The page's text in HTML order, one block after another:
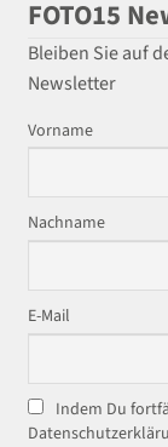
FOTO15
Bleiben Sie auf
Newsletter
Vorname
Nachname
E-Mail
Indem Du